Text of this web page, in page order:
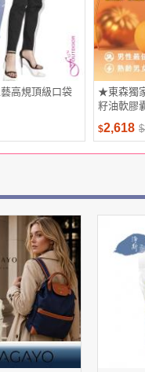
高規頂級口袋
★東森獨
籽油軟膠
粒/盒)
$2,618